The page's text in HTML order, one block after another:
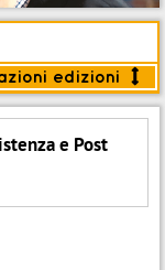
e Post
edizioni 
<